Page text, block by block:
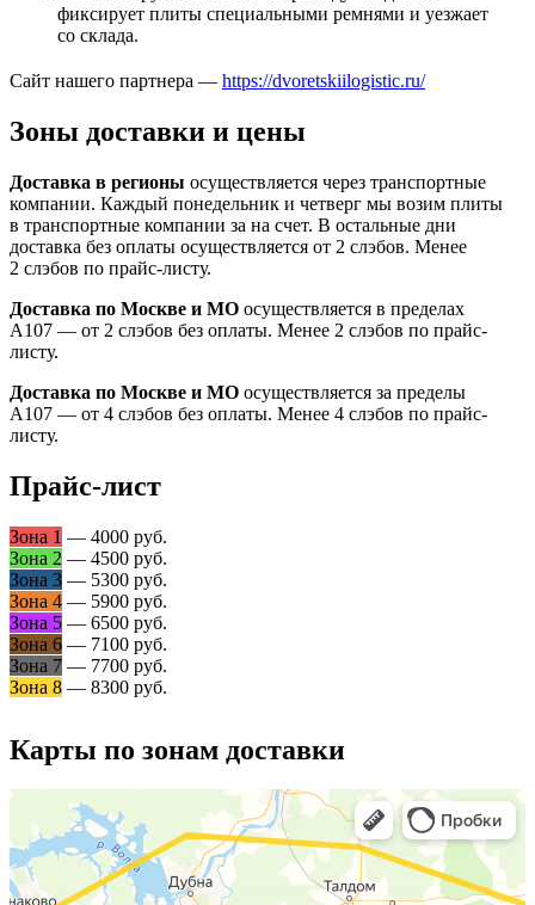
фиксирует плиты специальными ремнями и уезжает
со склада.
Сайт нашего партнера — https://dvoretskiilogistic.ru/
Зоны доставки и цены
Доставка в регионы осуществляется через транспортные
компании. Каждый понедельник и четверг мы возим плиты
в транспортные компании за на счет. В остальные дни
доставка без оплаты осуществляется от 2 слэбов. Менее
2 слэбов по прайс-листу.
Доставка по Москве и МО осуществляется в пределах
А107 — от 2 слэбов без оплаты. Менее 2 слэбов по прайс-
листу.
Доставка по Москве и МО осуществляется за пределы
А107 — от 4 слэбов без оплаты. Менее 4 слэбов по прайс-
листу.
Прайс-лист
Зона 1 — 4000 руб.
Зона 2 — 4500 руб.
Зона 3 — 5300 руб.
Зона 4 — 5900 руб.
Зона 5 — 6500 руб.
Зона 6 — 7100 руб.
Зона 7 — 7700 руб.
Зона 8 — 8300 руб.
Карты по зонам доставки